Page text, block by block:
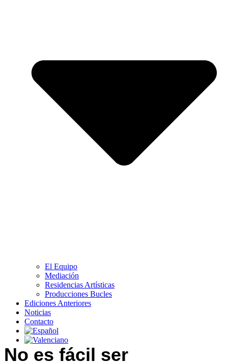
El Equipo
Mediación
Residencias Artísticas
Producciones Bucles
Ediciones Anteriores
Noticias
Contacto
No es fácil ser